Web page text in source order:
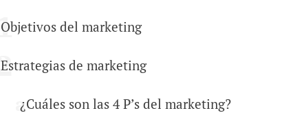
Objetivos del marketing
Estrategias de marketing
¿Cuáles son las 4 P’s del marketing?